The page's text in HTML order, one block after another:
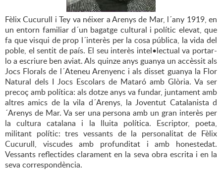
Fèlix Cucurull i Tey va néixer a Arenys de Mar, l´any 1919, en
un entorn familiar d´un bagatge cultural i polític elevat, que
fa que visqui de prop l´interès per la cosa pública, la vida del
poble, el sentit de país. El seu interès intel•lectual va portar-
lo a escriure ben aviat. Als quinze anys guanya un accèssit als
Jocs Florals de l´Ateneu Arenyenc i als disset guanya la Flor
Natural dels I Jocs Escolars de Mataró amb Glòria. Va ser
precoç amb política: als dotze anys va fundar, juntament amb
altres amics de la vila d´Arenys, la Joventut Catalanista d
´Arenys de Mar. Va ser una persona amb un gran interès per
la cultura catalana i la lluita política. Escriptor, poeta,
militant polític: tres vessants de la personalitat de Fèlix
Cucurull, viscudes amb profunditat i amb honestedat.
Vessants reflectides clarament en la seva obra escrita i en la
seva correspondència.